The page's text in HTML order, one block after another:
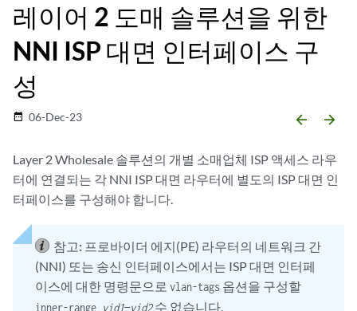
레이어 2 도매 솔루션을 위한
NNI ISP 대면 인터페이스 구
성
date_range 06-Dec-23 arrow_backward arrow_forward
Layer 2 Wholesale 솔루션의 개별 소매업체 ISP 액세스 라우
터에 연결되는 각 NNI ISP 대면 라우터에 별도의 ISP 대면 인
터페이스를 구성해야 합니다.
참고: 프로바이더 에지(PE) 라우터의 네트워크 간
(NNI) 또는 송신 인터페이스에서는 ISP 대면 인터페
이스에 대한 명령문으로 vlan-tags 옵션을 구성할
inner-range vid1—vid2수 없습니다.